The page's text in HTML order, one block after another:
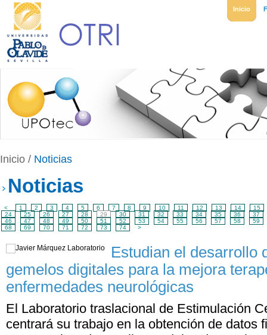
Inicio
Inicio / Noticias
Noticias
< 1 2 3 4 5 6 7 8 9 10 11 12 13 14
15
24
25 26 27 28 29 30 31 32 33 34 35 36
37
46
47 48 49 50 51 52 53 54 55 56 57 58
59
68
69 70 71 72 73 74 >
Estudian el desarrollo
gemelos digitales para la mejora
enfermedades neurológicas
El Laboratorio traslacional de Estimulación
centrará su trabajo en la obtención de datos